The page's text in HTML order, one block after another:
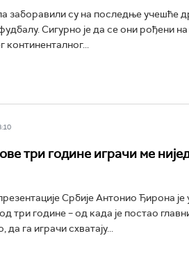
заборавили су на последње учешће
Сигурно је да се они рођени на
три године играчи ме
Србије Антонио Ђирона је
три године – од када је постао
га играчи схватају...